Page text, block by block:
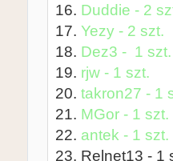
16. Duddie - 2
17. Yezy - 2 szt.
18. Dez3 - 1 szt.
19. rjw - 1 szt.
20. takron27 - 1
21. MGor - 1 szt.
22. antek - 1 szt.
23. Relnet13 - 1